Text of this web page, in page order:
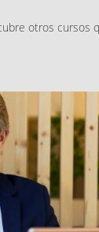
otros cursos